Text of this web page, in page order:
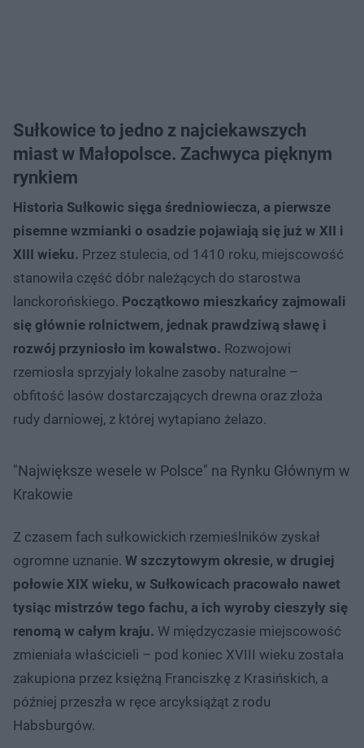
Sułkowice to jedno z najciekawszych
miast w Małopolsce. Zachwyca pięknym
rynkiem
Historia Sułkowic sięga średniowiecza, a pierwsze
pisemne wzmianki o osadzie pojawiają się już w XII i
XIII wieku. Przez stulecia, od 1410 roku, miejscowość
stanowiła część dóbr należących do starostwa
lanckorońskiego. Początkowo mieszkańcy zajmowali
się głównie rolnictwem, jednak prawdziwą sławę i
rozwój przyniosło im kowalstwo. Rozwojowi
rzemiosła sprzyjały lokalne zasoby naturalne –
obfitość lasów dostarczających drewna oraz złoża
rudy darniowej, z której wytapiano żelazo.
"Największe wesele w Polsce" na Rynku Głównym w
Krakowie
Z czasem fach sułkowickich rzemieślników zyskał
ogromne uznanie. W szczytowym okresie, w drugiej
połowie XIX wieku, w Sułkowicach pracowało nawet
tysiąc mistrzów tego fachu, a ich wyroby cieszyły się
renomą w całym kraju. W międzyczasie miejscowość
zmieniała właścicieli – pod koniec XVIII wieku została
zakupiona przez księżną Franciszkę z Krasińskich, a
później przeszła w ręce arcyksiążąt z rodu
Habsburgów.